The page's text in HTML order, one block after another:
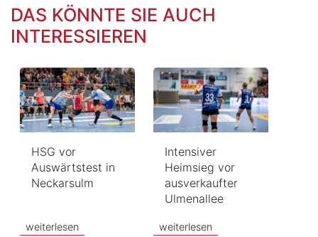
DAS KÖNNTE SIE AUCH
INTERESSIEREN
HSG vor
Auswärtstest in
Neckarsulm
weiterlesen
Intensiver
Heimsieg vor
ausverkaufter
Ulmenallee
weiterlesen